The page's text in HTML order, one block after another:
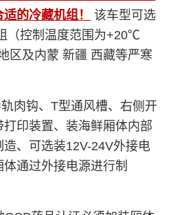
的冷藏机组！
该车型可选
（控制温度范围为+20℃
区及内蒙 新疆 西藏等严寒
肉钩、T型通风槽、右侧开
印装置、装海鲜厢体内部
、可选装12V-24V外接电
通过外接电源进行制